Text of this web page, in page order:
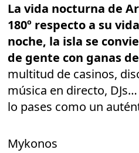
La vida nocturna de
180º respecto a su
noche, la isla se
de gente con ganas
multitud de casinos,
música en directo,
lo pases como un
Mykonos